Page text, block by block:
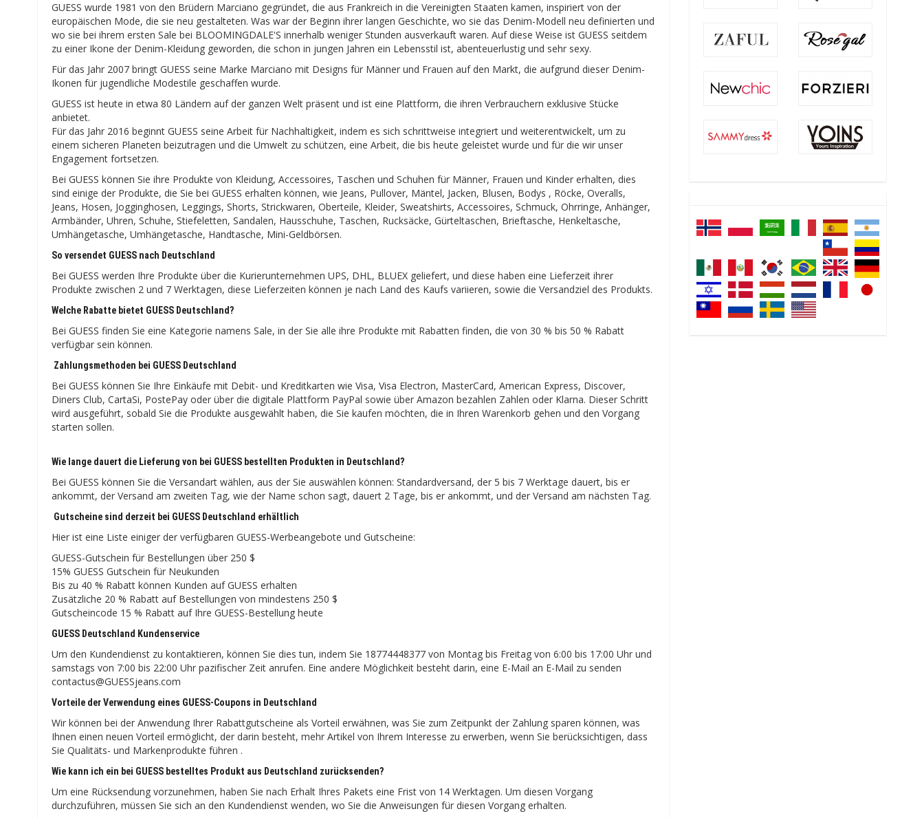
GUESS wurde 1981 von den Brüdern Marciano gegründet, die aus Frankreich in die Vereinigten Staaten kamen, inspiriert von der
europäischen Mode, die sie neu gestalteten. Was war der Beginn ihrer langen Geschichte, wo sie das Denim-Modell neu definierten und
wo sie bei ihrem ersten Sale bei BLOOMINGDALE'S innerhalb weniger Stunden ausverkauft waren. Auf diese Weise ist GUESS seitdem
zu einer Ikone der Denim-Kleidung geworden, die schon in jungen Jahren ein Lebensstil ist, abenteuerlustig und sehr sexy.
Für das Jahr 2007 bringt GUESS seine Marke Marciano mit Designs für Männer und Frauen auf den Markt, die aufgrund dieser Denim-
Ikonen für jugendliche Modestile geschaffen wurde.
GUESS ist heute in etwa 80 Ländern auf der ganzen Welt präsent und ist eine Plattform, die ihren Verbrauchern exklusive Stücke
anbietet.
Für das Jahr 2016 beginnt GUESS seine Arbeit für Nachhaltigkeit, indem es sich schrittweise integriert und weiterentwickelt, um zu
einem sicheren Planeten beizutragen und die Umwelt zu schützen, eine Arbeit, die bis heute geleistet wurde und für die wir unser
Engagement fortsetzen.
Bei GUESS können Sie ihre Produkte von Kleidung, Accessoires, Taschen und Schuhen für Männer, Frauen und Kinder erhalten, dies
sind einige der Produkte, die Sie bei GUESS erhalten können, wie Jeans, Pullover, Mäntel, Jacken, Blusen, Bodys , Röcke, Overalls,
Jeans, Hosen, Jogginghosen, Leggings, Shorts, Strickwaren, Oberteile, Kleider, Sweatshirts, Accessoires, Schmuck, Ohrringe, Anhänger,
Armbänder, Uhren, Schuhe, Stiefeletten, Sandalen, Hausschuhe, Taschen, Rucksäcke, Gürteltaschen, Brieftasche, Henkeltasche,
Umhängetasche, Umhängetasche, Handtasche, Mini-Geldbörsen.
So versendet GUESS nach Deutschland
Bei GUESS werden Ihre Produkte über die Kurierunternehmen UPS, DHL, BLUEX geliefert, und diese haben eine Lieferzeit ihrer
Produkte zwischen 2 und 7 Werktagen, diese Lieferzeiten können je nach Land des Kaufs variieren, sowie die Versandziel des Produkts.
Welche Rabatte bietet GUESS Deutschland?
Bei GUESS finden Sie eine Kategorie namens Sale, in der Sie alle ihre Produkte mit Rabatten finden, die von 30 % bis 50 % Rabatt
verfügbar sein können.
Zahlungsmethoden bei GUESS Deutschland
Bei GUESS können Sie Ihre Einkäufe mit Debit- und Kreditkarten wie Visa, Visa Electron, MasterCard, American Express, Discover,
Diners Club, CartaSi, PostePay oder über die digitale Plattform PayPal sowie über Amazon bezahlen Zahlen oder Klarna. Dieser Schritt
wird ausgeführt, sobald Sie die Produkte ausgewählt haben, die Sie kaufen möchten, die in Ihren Warenkorb gehen und den Vorgang
starten sollen.
Wie lange dauert die Lieferung von bei GUESS bestellten Produkten in Deutschland?
Bei GUESS können Sie die Versandart wählen, aus der Sie auswählen können: Standardversand, der 5 bis 7 Werktage dauert, bis er
ankommt, der Versand am zweiten Tag, wie der Name schon sagt, dauert 2 Tage, bis er ankommt, und der Versand am nächsten Tag.
Gutscheine sind derzeit bei GUESS Deutschland erhältlich
Hier ist eine Liste einiger der verfügbaren GUESS-Werbeangebote und Gutscheine:
GUESS-Gutschein für Bestellungen über 250 $
15% GUESS Gutschein für Neukunden
Bis zu 40 % Rabatt können Kunden auf GUESS erhalten
Zusätzliche 20 % Rabatt auf Bestellungen von mindestens 250 $
Gutscheincode 15 % Rabatt auf Ihre GUESS-Bestellung heute
GUESS Deutschland Kundenservice
Um den Kundendienst zu kontaktieren, können Sie dies tun, indem Sie 18774448377 von Montag bis Freitag von 6:00 bis 17:00 Uhr und
samstags von 7:00 bis 22:00 Uhr pazifischer Zeit anrufen. Eine andere Möglichkeit besteht darin, eine E-Mail an E-Mail zu senden
contactus@GUESSjeans.com
Vorteile der Verwendung eines GUESS-Coupons in Deutschland
Wir können bei der Anwendung Ihrer Rabattgutscheine als Vorteil erwähnen, was Sie zum Zeitpunkt der Zahlung sparen können, was
Ihnen einen neuen Vorteil ermöglicht, der darin besteht, mehr Artikel von Ihrem Interesse zu erwerben, wenn Sie berücksichtigen, dass
Sie Qualitäts- und Markenprodukte führen .
Wie kann ich ein bei GUESS bestelltes Produkt aus Deutschland zurücksenden?
Um eine Rücksendung vorzunehmen, haben Sie nach Erhalt Ihres Pakets eine Frist von 14 Werktagen. Um diesen Vorgang
durchzuführen, müssen Sie sich an den Kundendienst wenden, wo Sie die Anweisungen für diesen Vorgang erhalten.